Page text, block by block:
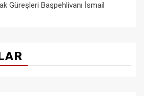
Güreşleri Başpehlivanı İsmail